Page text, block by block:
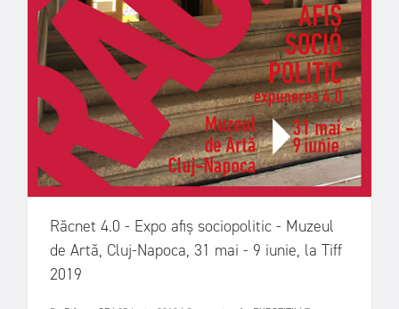
Răcnet 4.0 - Expo afiș sociopolitic - Muzeul
de Artă, Cluj-Napoca, 31 mai - 9 iunie, la Tiff
2019